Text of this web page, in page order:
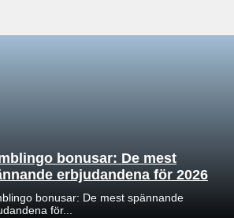
bonusar: De mest
erbjudandena för 2026
bonusar: De mest spännande
för...